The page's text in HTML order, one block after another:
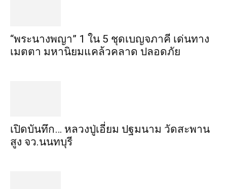
“พระ​นาง​พญา” 1 ใน 5​ ชุดเบญจ​ภาคี​ เด่นทาง
เมตตา​ มหา​นิยม​แคล้วคลาด​ ปลอดภัย​
เปิดบันทึก… หลวงปู่เอี่ยม ​ปฐม​นาม​ วัดสะพาน
สูง​ จว.นนทบุรี